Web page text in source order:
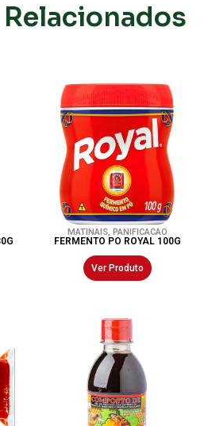
MATINAIS, PANIFICACAO
FERMENTO PO ROYAL 100G
Ver Produto